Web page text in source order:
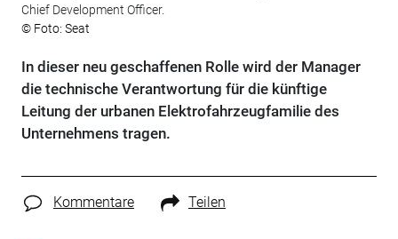
Chief Development Officer.
© Foto: Seat
In dieser neu geschaffenen Rolle wird der Manager
die technische Verantwortung für die künftige
Leitung der urbanen Elektrofahrzeugfamilie des
Unternehmens tragen.
Kommentare Teilen